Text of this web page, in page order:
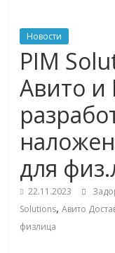
Портал
об
онлайн-
торговле,
Новости
PIM
Авито и
для
22.11.2023
Solutions,Авито
физлица